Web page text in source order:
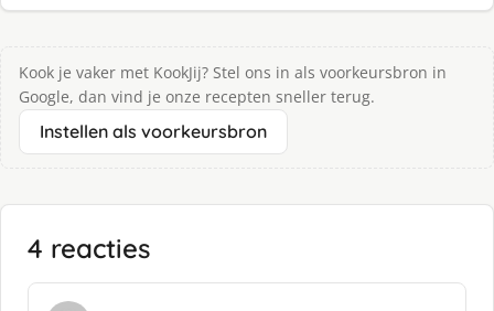
Kook je vaker met KookJij? Stel ons in als voorkeursbron in
Google, dan vind je onze recepten sneller terug.
Instellen als voorkeursbron
4 reacties